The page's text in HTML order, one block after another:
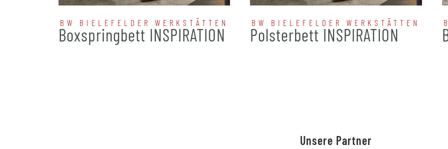
BW BIELEFELDER WERKSTÄTTEN
Boxspringbett INSPIRATION
BW BIELEFELDER WERKSTÄTTEN
Polsterbett INSPIRATION
Unsere Partner